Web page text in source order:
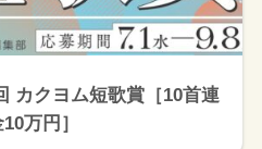
カクヨム短歌賞［10首連
万円］